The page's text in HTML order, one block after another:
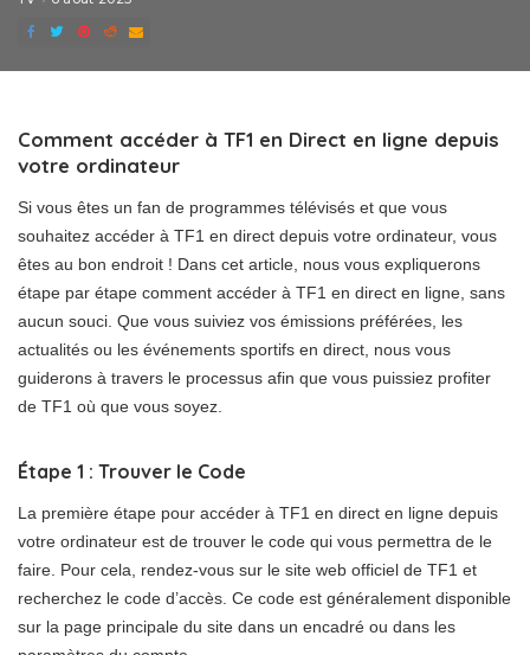
Comment accéder à TF1 en Direct en ligne depuis
votre ordinateur
Si vous êtes un fan de programmes télévisés et que vous
souhaitez accéder à TF1 en direct depuis votre ordinateur, vous
êtes au bon endroit ! Dans cet article, nous vous expliquerons
étape par étape comment accéder à TF1 en direct en ligne, sans
aucun souci. Que vous suiviez vos émissions préférées, les
actualités ou les événements sportifs en direct, nous vous
guiderons à travers le processus afin que vous puissiez profiter
de TF1 où que vous soyez.
Étape 1 : Trouver le Code
La première étape pour accéder à TF1 en direct en ligne depuis
votre ordinateur est de trouver le code qui vous permettra de le
faire. Pour cela, rendez-vous sur le site web officiel de TF1 et
recherchez le code d’accès. Ce code est généralement disponible
sur la page principale du site dans un encadré ou dans les